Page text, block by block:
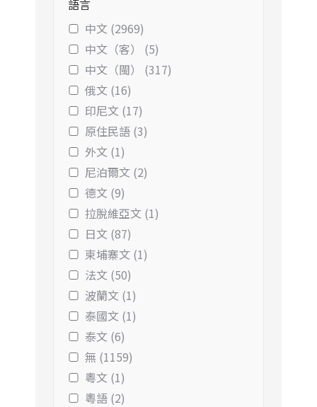
語言
中文 (2969)
中文（客） (5)
中文（閩） (317)
俄文 (16)
印尼文 (17)
原住民語 (3)
外文 (1)
尼泊爾文 (2)
德文 (9)
拉脫維亞文 (1)
日文 (87)
柬埔寨文 (1)
法文 (50)
波蘭文 (1)
泰國文 (1)
泰文 (6)
無 (1159)
粵文 (1)
粵語 (2)